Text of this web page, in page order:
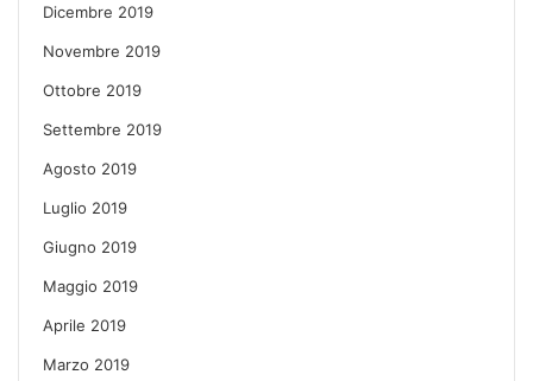
Dicembre 2019
Novembre 2019
Ottobre 2019
Settembre 2019
Agosto 2019
Luglio 2019
Giugno 2019
Maggio 2019
Aprile 2019
Marzo 2019